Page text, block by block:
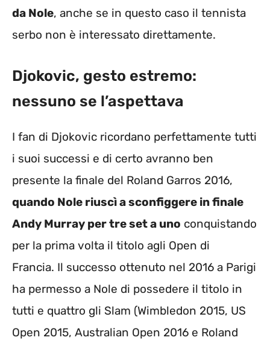
da Nole, anche se in questo caso il tennista
serbo non è interessato direttamente.
Djokovic, gesto estremo:
nessuno se l’aspettava
I fan di Djokovic ricordano perfettamente tutti
i suoi successi e di certo avranno ben
presente la finale del Roland Garros 2016,
quando Nole riuscì a sconfiggere in finale
Andy Murray per tre set a uno conquistando
per la prima volta il titolo agli Open di
Francia. Il successo ottenuto nel 2016 a Parigi
ha permesso a Nole di possedere il titolo in
tutti e quattro gli Slam (Wimbledon 2015, US
Open 2015, Australian Open 2016 e Roland